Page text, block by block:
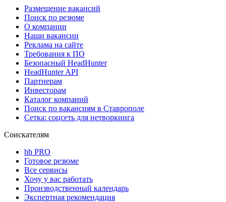
Размещение вакансий
Поиск по резюме
О компании
Наши вакансии
Реклама на сайте
Требования к ПО
Безопасный HeadHunter
HeadHunter API
Партнерам
Инвесторам
Каталог компаний
Поиск по вакансиям в Ставрополе
Сетка: соцсеть для нетворкинга
Соискателям
hh PRO
Готовое резюме
Все сервисы
Хочу у вас работать
Производственный календарь
Экспертная рекомендация